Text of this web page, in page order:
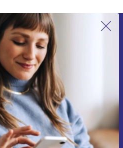
Newsletter anmelden,
Angebot mehr.
anfordern
personenbezogener Daten findest
.